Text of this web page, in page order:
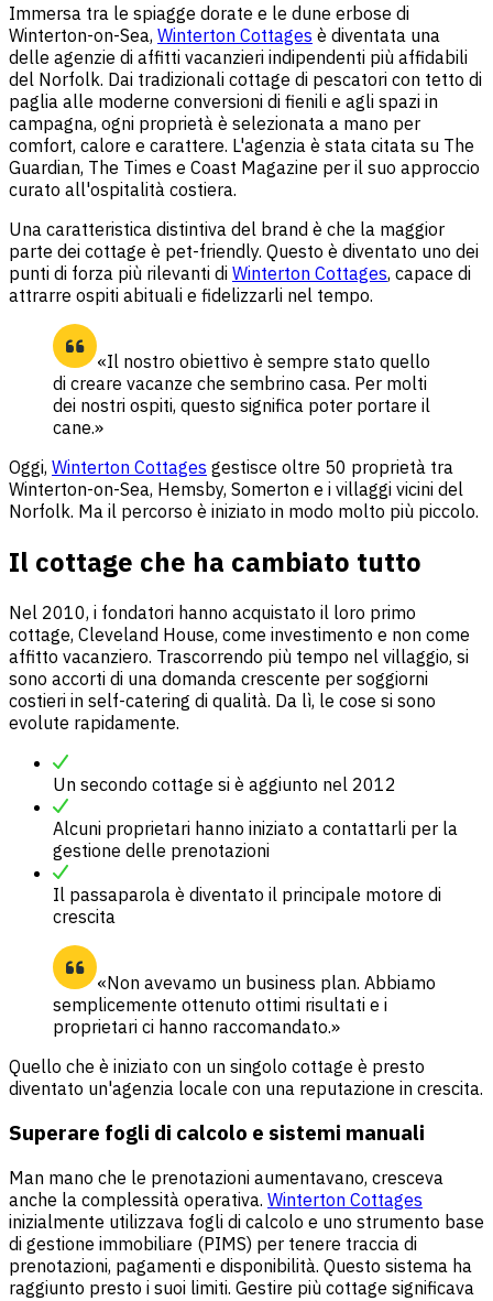
Immersa tra le spiagge dorate e le dune erbose di
Winterton-on-Sea, Winterton Cottages è diventata una
delle agenzie di affitti vacanzieri indipendenti più affidabili
del Norfolk. Dai tradizionali cottage di pescatori con tetto di
paglia alle moderne conversioni di fienili e agli spazi in
campagna, ogni proprietà è selezionata a mano per
comfort, calore e carattere. L'agenzia è stata citata su The
Guardian, The Times e Coast Magazine per il suo approccio
curato all'ospitalità costiera.
Una caratteristica distintiva del brand è che la maggior
parte dei cottage è pet-friendly. Questo è diventato uno dei
punti di forza più rilevanti di Winterton Cottages, capace di
attrarre ospiti abituali e fidelizzarli nel tempo.
«Il nostro obiettivo è sempre stato quello
di creare vacanze che sembrino casa. Per molti
dei nostri ospiti, questo significa poter portare il
cane.»
Oggi, Winterton Cottages gestisce oltre 50 proprietà tra
Winterton-on-Sea, Hemsby, Somerton e i villaggi vicini del
Norfolk. Ma il percorso è iniziato in modo molto più piccolo.
Il cottage che ha cambiato tutto
Nel 2010, i fondatori hanno acquistato il loro primo
cottage, Cleveland House, come investimento e non come
affitto vacanziero. Trascorrendo più tempo nel villaggio, si
sono accorti di una domanda crescente per soggiorni
costieri in self-catering di qualità. Da lì, le cose si sono
evolute rapidamente.
Un secondo cottage si è aggiunto nel 2012
Alcuni proprietari hanno iniziato a contattarli per la
gestione delle prenotazioni
Il passaparola è diventato il principale motore di
crescita
«Non avevamo un business plan. Abbiamo
semplicemente ottenuto ottimi risultati e i
proprietari ci hanno raccomandato.»
Quello che è iniziato con un singolo cottage è presto
diventato un'agenzia locale con una reputazione in crescita.
Superare fogli di calcolo e sistemi manuali
Man mano che le prenotazioni aumentavano, cresceva
anche la complessità operativa. Winterton Cottages
inizialmente utilizzava fogli di calcolo e uno strumento base
di gestione immobiliare (PIMS) per tenere traccia di
prenotazioni, pagamenti e disponibilità. Questo sistema ha
raggiunto presto i suoi limiti. Gestire più cottage significava